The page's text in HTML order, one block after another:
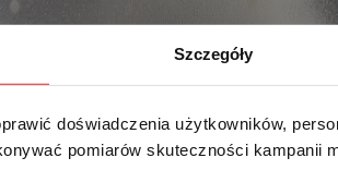
Szczegóły
doświadczenia użytkowników,
pomiarów skuteczności kampanii